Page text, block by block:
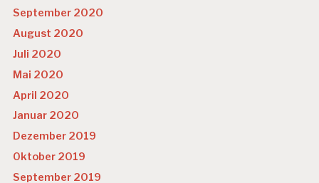
September 2020
August 2020
Juli 2020
Mai 2020
April 2020
Januar 2020
Dezember 2019
Oktober 2019
September 2019